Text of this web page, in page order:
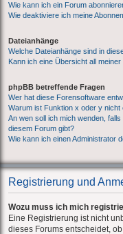
Wie kann ich ein Forum
Wie deaktiviere ich meine
Dateianhänge
Welche Dateianhänge sind in
Kann ich eine Übersicht all
phpBB betreffende Fragen
Wer hat diese Forensoftware
Warum ist Funktion x oder y nicht
An wen soll ich mich wenden,
diesem Forum gibt?
Wie kann ich einen Administrator
Registrierung und
Wozu muss ich mich
Eine Registrierung ist nicht
dieses Forums entscheidet,